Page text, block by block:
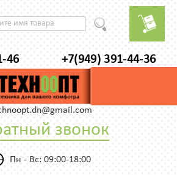
46 +7(949) 391-44-36
звонок
Пн - Вс: 09:00-18:00